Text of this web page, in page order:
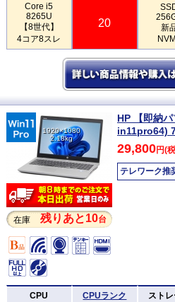
Core i5
8265U
【8世代】
4コア8スレ
20
新
1920×1080
2.18kg
在庫 残りあと10台
HP 【即納
in11pro64)
29,800円(
テレワーク推
CPU CPUランク スト